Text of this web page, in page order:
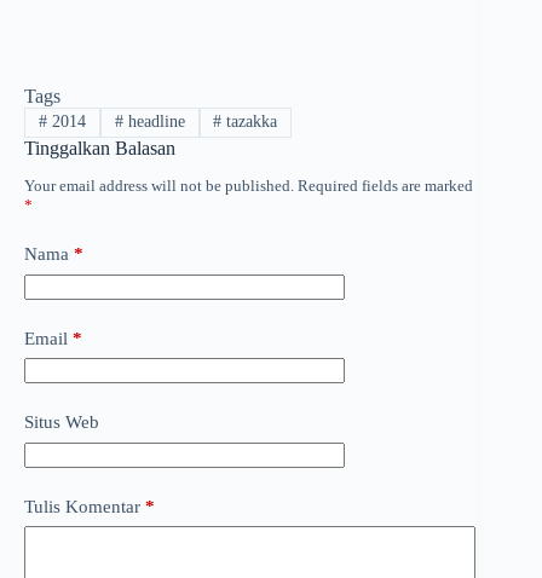
Tags
#2014 #headline # tazakka
Tinggalkan Balasan
Your email address will not be published. Required fields are marked
*
Nama *
Email *
Situs Web
Tulis Komentar *